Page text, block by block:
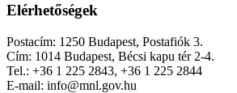
Elérhetőségek
Postacím: 1250 Budapest, Postafiók 3.
Cím: 1014 Budapest, Bécsi kapu tér 2-4.
Tel.: +36 1 225 2843, +36 1 225 2844
E-mail: info@mnl.gov.hu